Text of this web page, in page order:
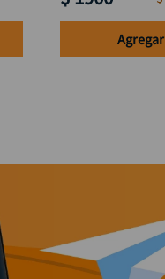
Agregar